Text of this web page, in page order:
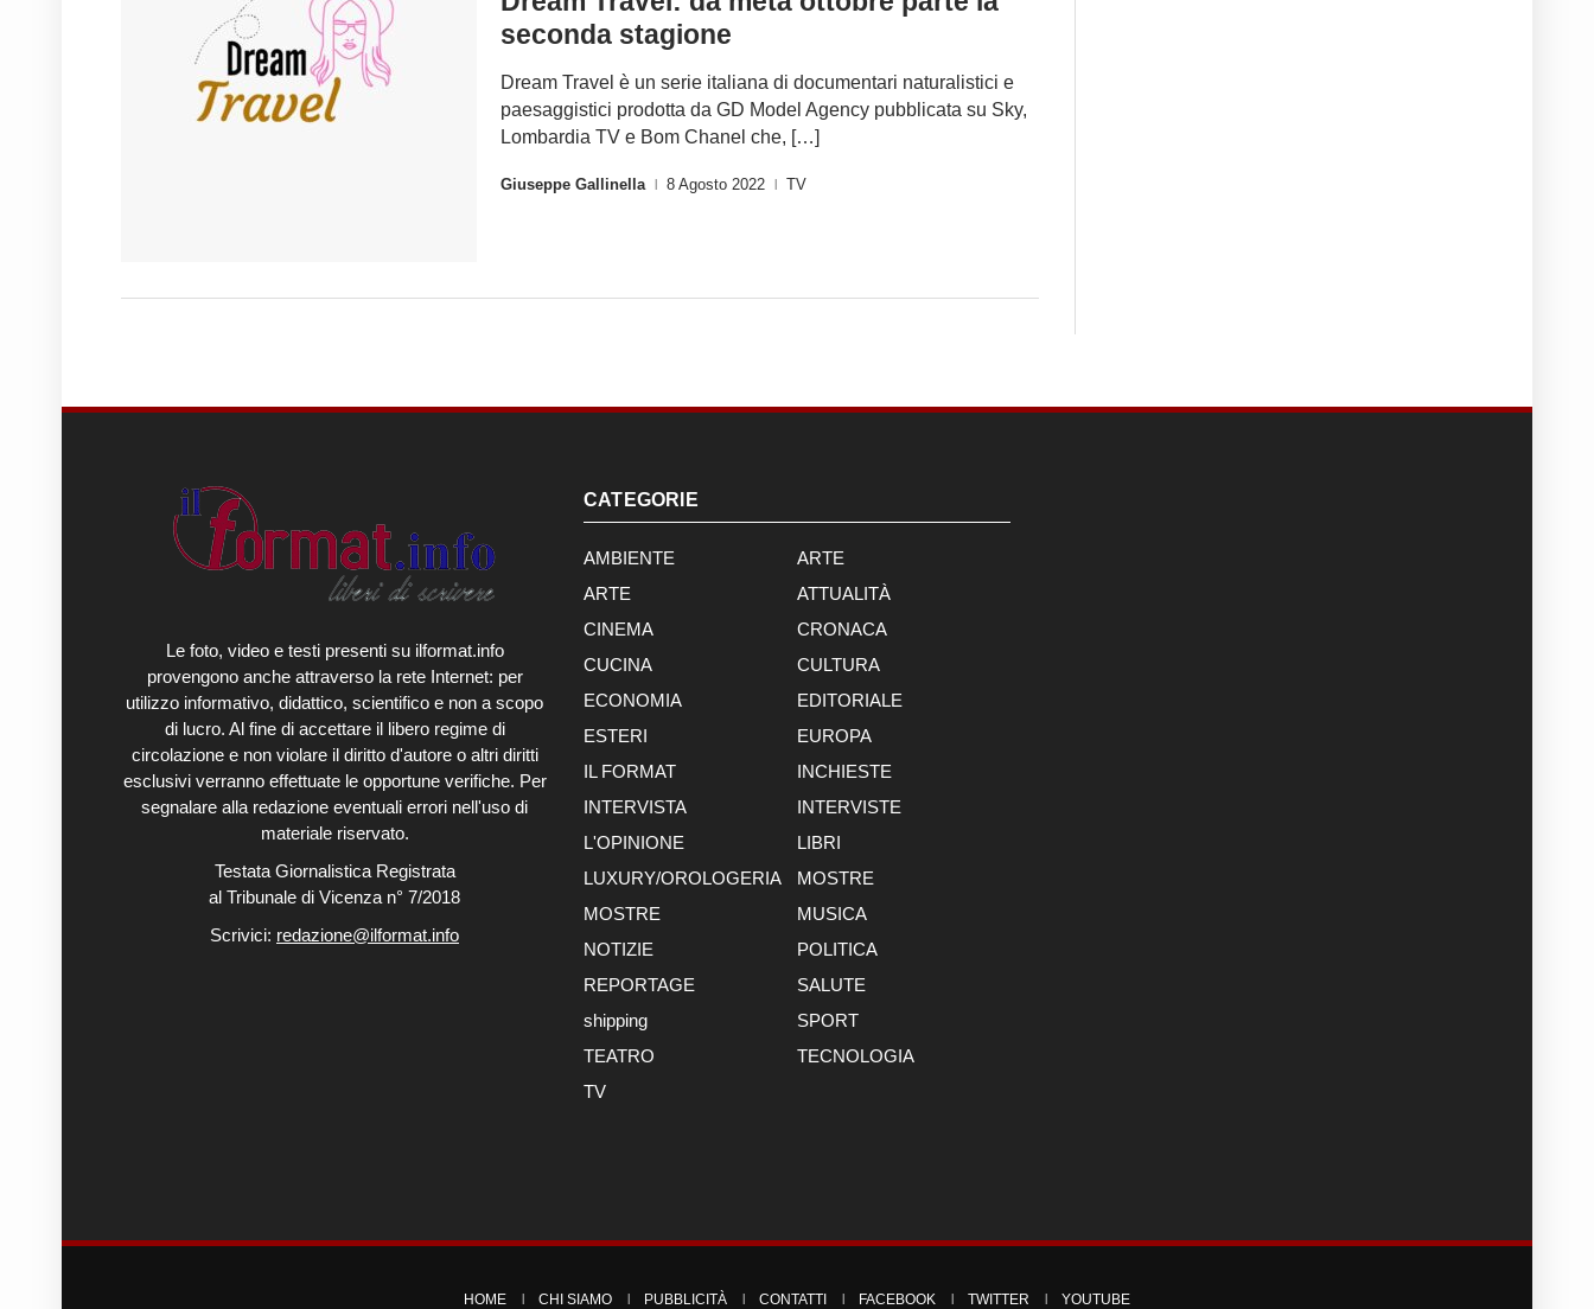
seconda stagione
Dream Travel è un serie italiana di documentari naturalistici e
paesaggistici prodotta da GD Model Agency pubblicata su Sky,
Lombardia TV e Bom Chanel che, […]
Giuseppe Gallinella 8 Agosto 2022 TV
Le foto, video e testi presenti su ilformat.info
provengono anche attraverso la rete Internet: per
utilizzo informativo, didattico, scientifico e non a scopo
di lucro. Al fine di accettare il libero regime di
circolazione e non violare il diritto d'autore o altri diritti
esclusivi verranno effettuate le opportune verifiche. Per
segnalare alla redazione eventuali errori nell'uso di
materiale riservato.
Testata Giornalistica Registrata
al Tribunale di Vicenza n° 7/2018
Scrivici: redazione@ilformat.info
CATEGORIE
AMBIENTE
ARTE
ARTE
ATTUALITÀ
CINEMA
CRONACA
CUCINA
CULTURA
ECONOMIA
EDITORIALE
ESTERI
EUROPA
IL FORMAT
INCHIESTE
INTERVISTA
INTERVISTE
L'OPINIONE
LIBRI
LUXURY/OROLOGERIA
MOSTRE
MOSTRE
MUSICA
NOTIZIE
POLITICA
REPORTAGE
SALUTE
shipping
SPORT
TEATRO
TECNOLOGIA
TV
HOME CHI SIAMO PUBBLICITÀ CONTATTI FACEBOOK TWITTER YOUTUBE